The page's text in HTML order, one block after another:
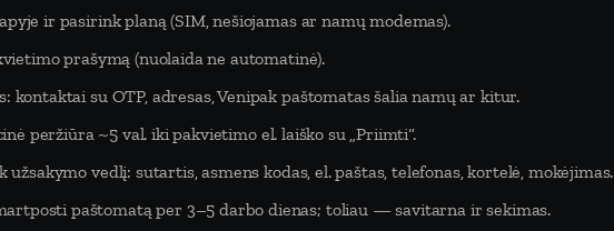
ir pasirink planą (SIM, nešiojamas ar namų modemas).
prašymą (nuolaida ne automatinė).
su OTP, adresas, Venipak paštomatas šalia namų ar kitur.
peržiūra ~5 val. iki pakvietimo el. laiško su „Priimti“.
vedlį: sutartis, asmens kodas, el. paštas, telefonas, kortelė, mokėjimas.
paštomatą per 3–5 darbo dienas; toliau — savitarna ir sekimas.